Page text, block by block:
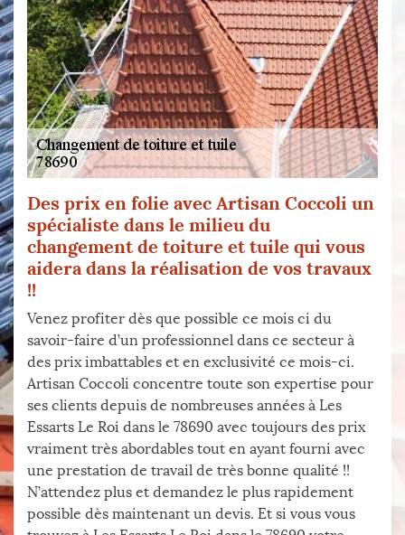
Des prix en folie avec Artisan Coccoli un
spécialiste dans le milieu du
changement de toiture et tuile qui vous
aidera dans la réalisation de vos travaux
!!
Venez profiter dès que possible ce mois ci du
savoir-faire d’un professionnel dans ce secteur à
des prix imbattables et en exclusivité ce mois-ci.
Artisan Coccoli concentre toute son expertise pour
ses clients depuis de nombreuses années à Les
Essarts Le Roi dans le 78690 avec toujours des prix
vraiment très abordables tout en ayant fourni avec
une prestation de travail de très bonne qualité !!
N’attendez plus et demandez le plus rapidement
possible dès maintenant un devis. Et si vous vous